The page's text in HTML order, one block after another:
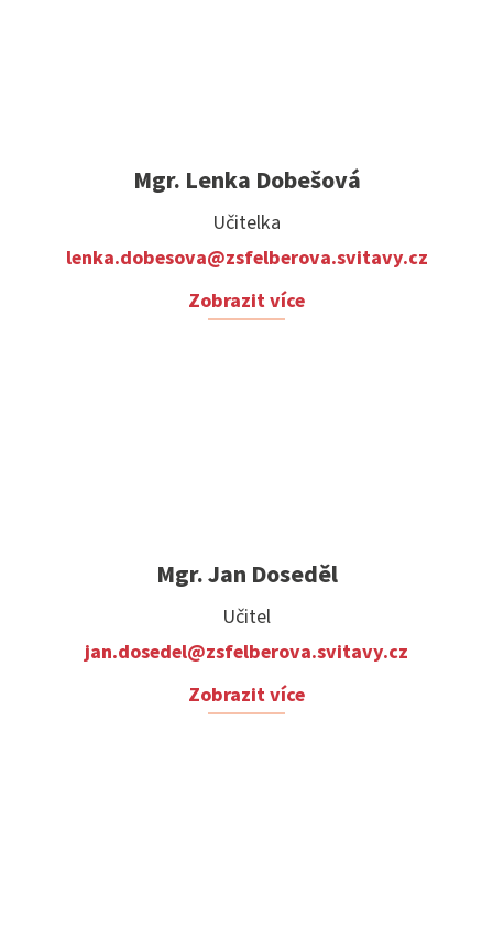
Mgr. Lenka Dobešová
Učitelka
lenka.dobesova@zsfelberova.svitavy.cz
Zobrazit více
Mgr. Jan Doseděl
Učitel
jan.dosedel@zsfelberova.svitavy.cz
Zobrazit více